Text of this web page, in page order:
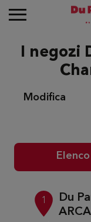
I negozi
Modifica
Elenco
1
Du